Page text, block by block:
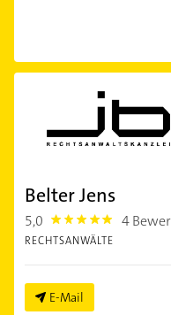
Belter Jens
5,0 5.0 4
RECHTSANWÄLTE
E-Mail